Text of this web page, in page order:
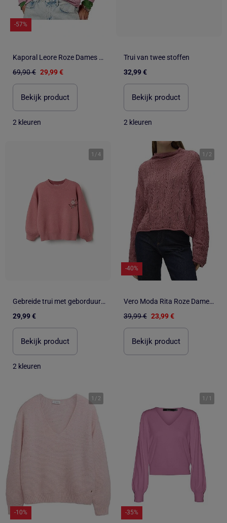
-57%
Kaporal Leore Roze Dames Trui
69,90 € 29,99 €
Bekijk product
2 kleuren
Trui van twee stoffen
32,99 €
Bekijk product
2 kleuren
1 /4
Gebreide trui met geborduurde bloemen
29,99 €
Bekijk product
2 kleuren
1 / 2
-40%
Vero Moda Rita Roze Dames Trui
39,99 € 23,99 €
Bekijk product
1 / 2
-10%
1 / 1
-35%